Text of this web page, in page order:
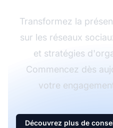
Transformez la
sur les réseaux
et stratégies
Commencez dès
votre
Découvrez plus de